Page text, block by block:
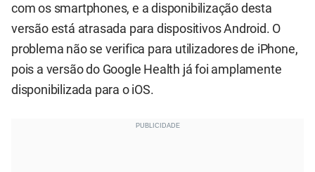
com os smartphones, e a disponibilização desta
versão está atrasada para dispositivos Android. O
problema não se verifica para utilizadores de iPhone,
pois a versão do Google Health já foi amplamente
disponibilizada para o iOS.